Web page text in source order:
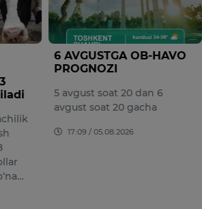
6 AVGUSTGA OB-HAVO
PROGNOZI
5 avgust soat 20 dan 6
avgust soat 20 gacha
17:09 / 05.08.2026
Bu
16:02 /